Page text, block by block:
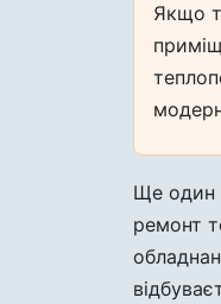
Якщо
Ще один
ремонт